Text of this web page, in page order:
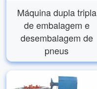
Máquina dupla tripla
de embalagem e
desembalagem de
pneus